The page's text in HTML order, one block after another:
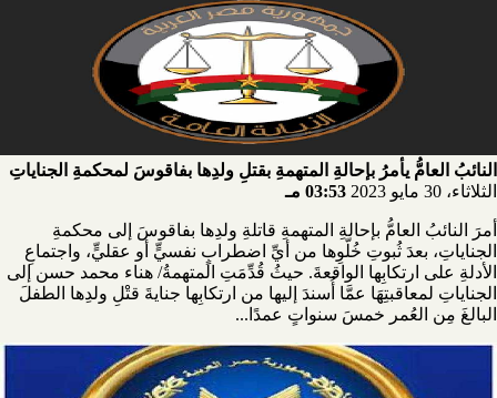
النائبُ العامُّ يأمرُ بإحالةِ المتهمةِ بقتلِ ولدِها بفاقوسَ لمحكمةِ الجناياتِ
الثلاثاء، 30 مايو 2023
03:53 مـ
أمرَ النائبُ العامُّ بإحالةِ المتهمةِ قاتلةِ ولدِها بفاقوسَ إلى محكمةِ
الجناياتِ، بعدَ ثُبوتِ خُلّوِها من أيِّ اضطرابٍ نفسيٍّ أو عقليٍّ، واجتماعِ
الأدلةِ على ارتكابِها الواقعةَ. حيثُ قُدِّمَتِ المتهمةُ/ هناء محمد حسن إلى
الجناياتِ لمعاقبتِهَا عمَّا أُسندَ إليها من ارتكابِها جنايةَ قتْلِ ولدِها الطفلَ
البالغَ مِن العُمر خمسَ سنواتٍ عمدًا...